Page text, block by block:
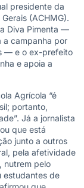
presidente da
(ACHMG).
Diva Pimenta —
a campanha por
— e o ex-prefeito
e apoia a
Agrícola “é
portanto,
Já a jornalista
que está
junto a outros
pela afetividade
nutrem pelo
estudantes de